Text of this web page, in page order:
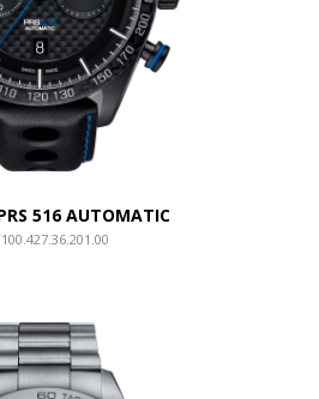
516 AUTOMATIC